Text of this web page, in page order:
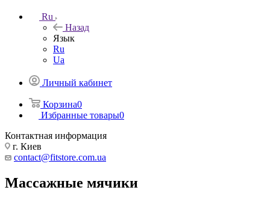
Ru
Назад
Язык
Ru
Ua
Личный кабинет
Корзина0
Избранные товары0
Контактная информация
г. Киев
contact@fitstore.com.ua
Массажные мячики